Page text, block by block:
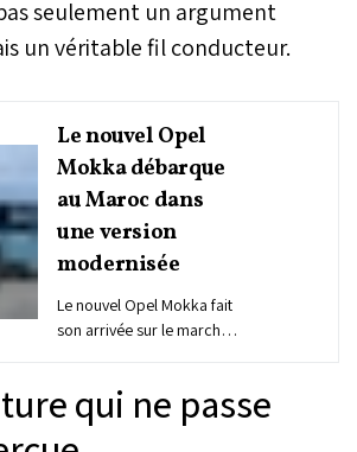
seulement un argument
un véritable fil conducteur.
Le nouvel Opel
Mokka débarque
au Maroc dans
une version
modernisée
Le nouvel Opel Mokka fait
son arrivée sur le marché
et une expérience
numérique inspirée du
qui ne passe